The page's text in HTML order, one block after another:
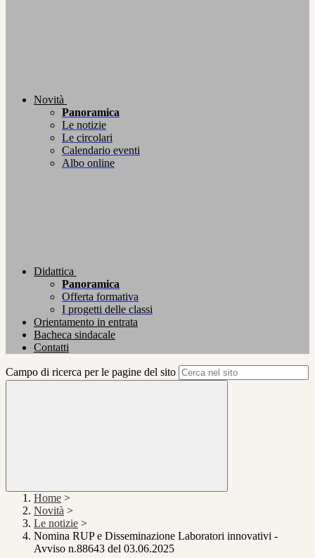
Novità
Panoramica
Le notizie
Le circolari
Calendario eventi
Albo online
Didattica
Panoramica
Offerta formativa
I progetti delle classi
Orientamento in entrata
Bacheca sindacale
Contatti
Campo di ricerca per le pagine del sito
Home >
Novità >
Le notizie >
Nomina RUP e Disseminazione Laboratori innovativi -
Avviso n.88643 del 03.06.2025